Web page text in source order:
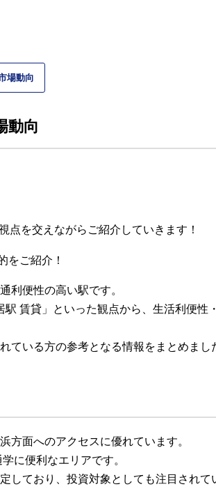
場動向
動向
点を交えながらご紹介していきます！
利便性の高い駅です。
賃貸」といった観点から、生活利便性
ている方の参考となる情報をまとめまし
方面へのアクセスに優れています。
に便利なエリアです。
しており、投資対象としても注目されて